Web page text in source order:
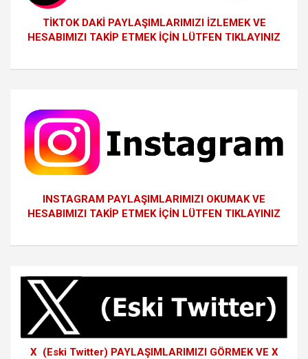
TİKTOK DAKİ PAYLAŞIMLARIMIZI İZLEMEK VE
HESABIMIZI TAKİP ETMEK İÇİN LÜTFEN TIKLAYINIZ
INSTAGRAM PAYLAŞIMLARIMIZI OKUMAK VE
HESABIMIZI TAKİP ETMEK İÇİN LÜTFEN TIKLAYINIZ
X (Eski Twitter) PAYLAŞIMLARIMIZI GÖRMEK VE X